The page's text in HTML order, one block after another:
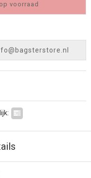
voorraad